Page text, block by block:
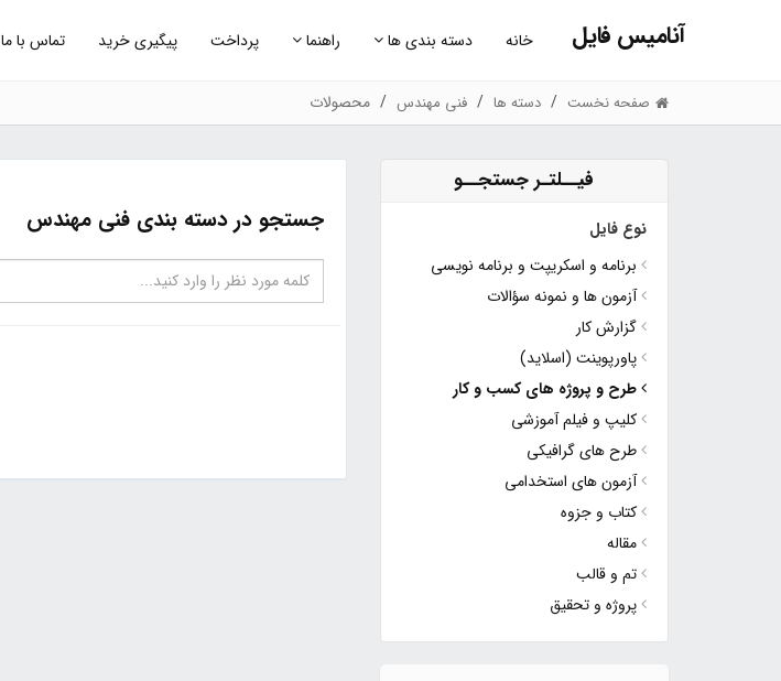
آنامیس فایل خانه دسته بندی ها راهنما پرداخت پیگیری خرید تماس با ما
صفحه نخست دسته ها فنی مهندس محصولات
فیــلتـر جستجــو
نوع فایل
برنامه و اسکریپت و برنامه نویسی
آزمون ها و نمونه سؤالات
گزارش کار
پاورپوینت (اسلاید)
طرح و پروژه های کسب و کار
کلیپ و فیلم آموزشی
طرح های گرافیکی
آزمون های استخدامی
کتاب و جزوه
مقاله
تم و قالب
پروژه و تحقیق
جستجو در دسته بندی فنی مهندس